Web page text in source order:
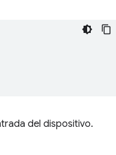
del dispositivo.